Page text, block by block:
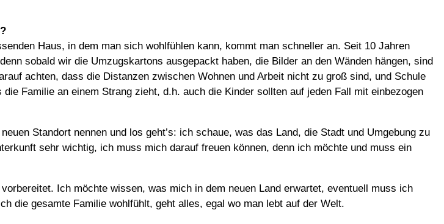
Haus, in dem man sich wohlfühlen kann, kommt man schneller an. Seit 10 Jahren
sobald wir die Umzugskartons ausgepackt haben, die Bilder an den Wänden hängen, sind
achten, dass die Distanzen zwischen Wohnen und Arbeit nicht zu groß sind, und Schule
Familie an einem Strang zieht, d.h. auch die Kinder sollten auf jeden Fall mit einbezogen
Standort nennen und los geht’s: ich schaue, was das Land, die Stadt und Umgebung zu
sehr wichtig, ich muss mich darauf freuen können, denn ich möchte und muss ein
Ich möchte wissen, was mich in dem neuen Land erwartet, eventuell muss ich
die gesamte Familie wohlfühlt, geht alles, egal wo man lebt auf der Welt.